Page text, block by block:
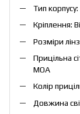
Тип
Кріплення:
Розміри
Прицільна
МОА
Колір
Довжина